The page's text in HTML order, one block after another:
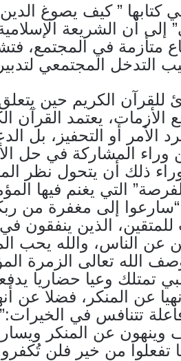
كتابها ” كيف يصوغ
إلى أن الشريعة
متأزمة في المجتمع،
التدخل المجتمعي
الكريم حين يتعلق
الأزمات، يعتمد
الأمر أو التحفيز، بل
وراء المشاركة في حل
ذلك أن يتحول نظر
التي يغنم فيها
إلى مغفرة من
الذين ينفقون
عن الناس، والله يحب
وقد وصف الله تعالى
تمتلك وعيا حضاريا
عن المنكر، فضلا عن
فاعلة تتنافس في
وينهون عن المنكر
من خير فلن